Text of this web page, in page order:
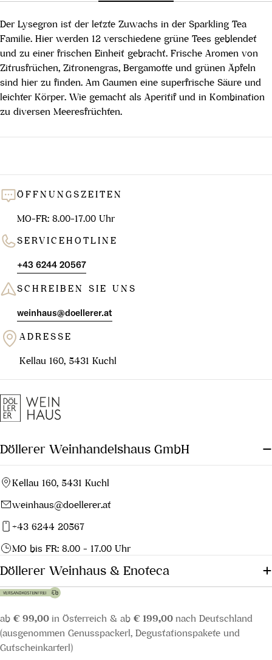
Der Lysegrøn ist der letzte Zuwachs in der Sparkling Tea
Familie. Hier werden 12 verschiedene grüne Tees geblendet
und zu einer frischen Einheit gebracht. Frische Aromen von
Zitrusfrüchen, Zitronengras, Bergamotte und grünen Äpfeln
sind hier zu finden. Am Gaumen eine superfrische Säure und
leichter Körper. Wie gemacht als Aperitif und in Kombination
zu diversen Meeresfrüchten.
ÖFFNUNGSZEITEN
MO-FR: 8.00-17.00 Uhr
SERVICEHOTLINE
+43 6244 20567
SCHREIBEN SIE UNS
weinhaus@doellerer.at
ADRESSE
Kellau 160, 5431 Kuchl
Döllerer Weinhandelshaus GmbH
Kellau 160, 5431 Kuchl
weinhaus@doellerer.at
+43 6244 20567
MO bis FR: 8.00 - 17.00 Uhr
Döllerer Weinhaus & Enoteca
ab € 99,00 in Österreich & ab € 199,00 nach Deutschland
(ausgenommen Genusspackerl, Degustationspakete und
Gutscheinkarterl)